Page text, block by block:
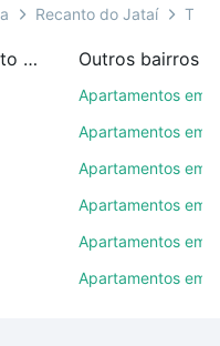
corretores e
favoritos. Você
quantidade de
de garagem para
salão de
Recanto do Jataí
Mais apartamentos em Recanto do Jataí Outros bairros
Apartamentos em
Apartamentos em
Apartamentos em
Apartamentos em
Apartamentos em
Apartamentos em